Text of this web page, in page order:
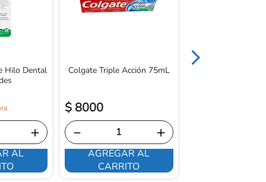
Hilo Dental
＋
AL
Colgate Triple Acción 75mL
$ 8000
＋
－
AGREGAR AL
CARRITO